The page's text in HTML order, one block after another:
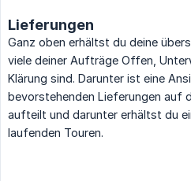
Lieferungen
Ganz oben erhältst du deine
viele deiner Aufträge Offen,
Klärung sind. Darunter ist eine
bevorstehenden Lieferungen auf
aufteilt und darunter erhältst du
laufenden Touren.